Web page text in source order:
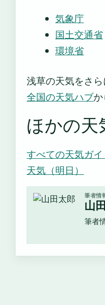
気象庁
国土交通省
環境省
浅草の天気をさ
全国の天気ハブ
ほかの天
すべての天気ガイ
天気（明日）
筆者情
山
筆者